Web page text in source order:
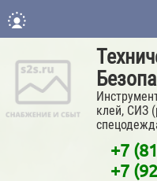
клей, СИЗ
+7
+7